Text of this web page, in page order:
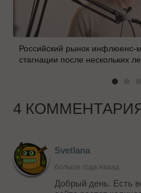
Российский рынок инфлюенс-
стагнации после нескольких
4
Svetlana
больше года назад
Добрый день. Есть